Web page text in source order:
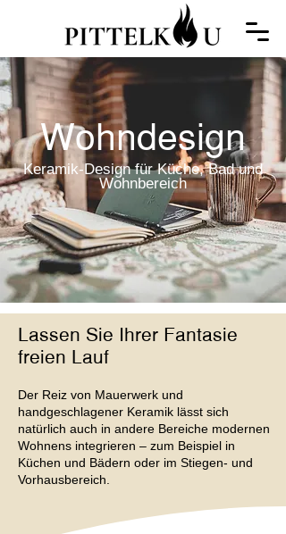
Wohndesign
Keramik-Design für Küche, Bad und
Wohnbereich
Lassen Sie Ihrer Fantasie
freien Lauf
Der Reiz von Mauerwerk und
handgeschlagener Keramik lässt sich
natürlich auch in andere Bereiche modernen
Wohnens integrieren – zum Beispiel in
Küchen und Bädern oder im Stiegen- und
Vorhausbereich.